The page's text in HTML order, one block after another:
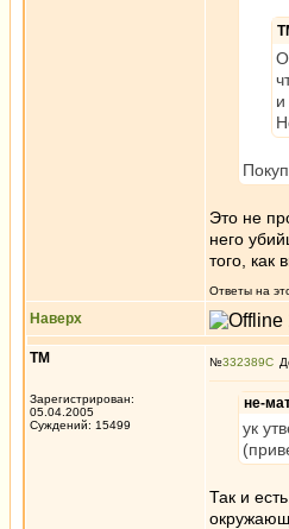
Это не
него
того, как
Ответы на
Наверх
ТМ
Зарегистрирован:
05.04.2005
Суждений: 15499
№332389
не-
ук
Так и